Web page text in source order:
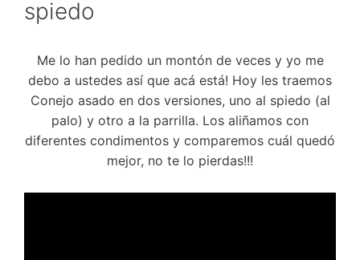
spiedo
Me lo han pedido un montón de veces y yo me
debo a ustedes así que acá está! Hoy les traemos
Conejo asado en dos versiones, uno al spiedo (al
palo) y otro a la parrilla. Los aliñamos con
diferentes condimentos y comparemos cuál quedó
mejor, no te lo pierdas!!!